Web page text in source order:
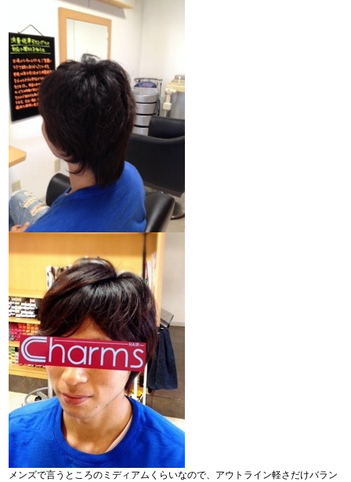
メンズで言うところのミディアムくらいなので、アウトライン軽さだけバラン